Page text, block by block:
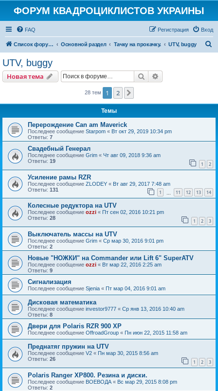
ФОРУМ КВАДРОЦИКЛИСТОВ УКРАИНЫ
FAQ Вход
Регистрация
Список форумов Основной раздел Тачку на прокачку. UTV, buggy
UTV, buggy
Новая тема Поиск
28 тем 1 2
Темы
Перерождение Can am Maverick
Последнее сообщение Starpom « Вт окт 29, 2019 10:34 pm
Ответы: 7
Свадебный Генерал
Последнее сообщение Grim « Чт авг 09, 2018 9:36 am
Ответы: 19 1 2
Усиление рамы RZR
Последнее сообщение ZLODEY « Вт авг 29, 2017 7:48 am
Ответы: 131 1 11 12 13 14
Колесные редуктора на UTV
Последнее сообщение ozzi « Пт сен 02, 2016 10:21 pm
Ответы: 28 1 2 3
Выключатель массы на UTV
Последнее сообщение Grim « Ср мар 30, 2016 9:01 pm
Ответы: 2
Новые "НОЖКИ" на Commander или Lift 6" SuperATV
Последнее сообщение ozzi « Вт мар 22, 2016 2:25 am
Ответы: 9
Сигнализация
Последнее сообщение Sjenia « Пт мар 04, 2016 9:01 am
Дисковая математика
Последнее сообщение investor9777 « Ср янв 13, 2016 10:40 am
Ответы: 8
Двери для Polaris RZR 900 XP
Последнее сообщение OffroadGroup « Пн июн 22, 2015 11:58 am
Преднатяг пружин на UTV
Последнее сообщение V2 « Пн мар 30, 2015 8:56 am
Ответы: 26 1 2 3
Polaris Ranger XP800. Резина и диски.
Последнее сообщение ВОЕВОДА « Вс мар 29, 2015 8:08 pm
Ответы: 2